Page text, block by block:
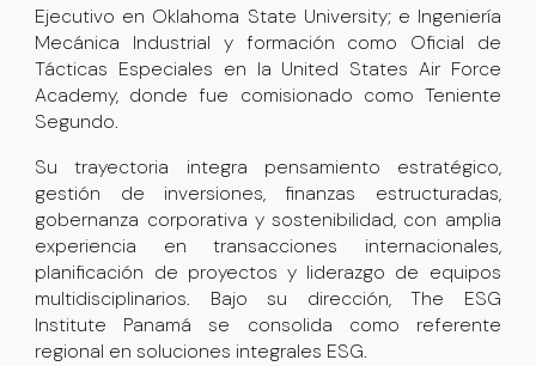
Ejecutivo en Oklahoma State University; e Ingeniería
Mecánica Industrial y formación como Oficial de
Tácticas Especiales en la United States Air Force
Academy, donde fue comisionado como Teniente
Segundo.
Su trayectoria integra pensamiento estratégico,
gestión de inversiones, finanzas estructuradas,
gobernanza corporativa y sostenibilidad, con amplia
experiencia en transacciones internacionales,
planificación de proyectos y liderazgo de equipos
multidisciplinarios. Bajo su dirección, The ESG
Institute Panamá se consolida como referente
regional en soluciones integrales ESG.